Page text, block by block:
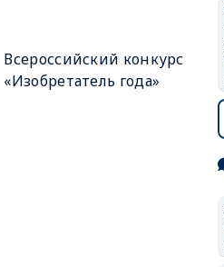
Всероссийский конкурс
«Изобретатель года»